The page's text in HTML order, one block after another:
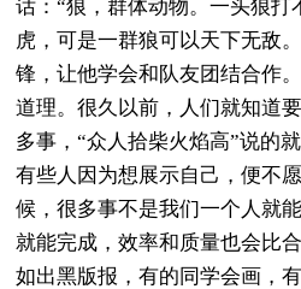
话：“狼，群体动物。一头狼打
虎，可是一群狼可以天下无敌
锋，让他学会和队友团结合作
道理。很久以前，人们就知道
多事，“众人拾柴火焰高”说的
有些人因为想展示自己，便不
候，很多事不是我们一个人就
就能完成，效率和质量也会比
如出黑版报，有的同学会画，